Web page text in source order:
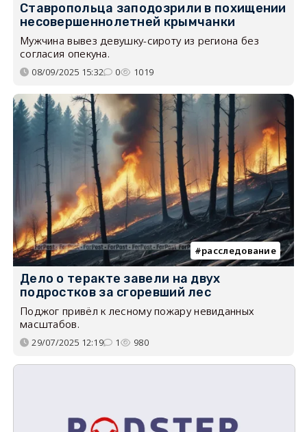
Ставропольца заподозрили в похищении
несовершеннолетней крымчанки
Мужчина вывез девушку-сироту из региона без
согласия опекуна.
08/09/2025 15:32 0 1019
расследование
Дело о теракте завели на двух
подростков за сгоревший лес
Поджог привёл к лесному пожару невиданных
масштабов.
29/07/2025 12:19 1 980